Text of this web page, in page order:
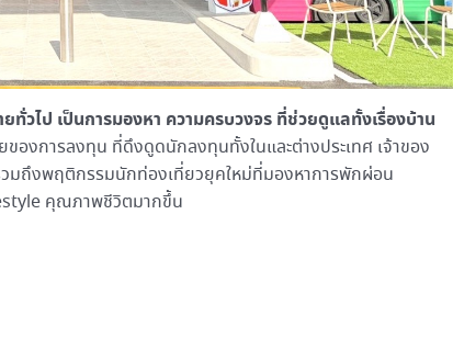
ทั่วไป เป็นการมองหา ความครบวงจร ที่ช่วยดูแลทั้งเรื่องบ้าน
งการลงทุน ที่ดึงดูดนักลงทุนทั้งในและต่างประเทศ เจ้าของ
วมถึงพฤติกรรมนักท่องเที่ยวยุคใหม่ที่มองหาการพักผ่อน
คุณภาพชีวิตมากขึ้น